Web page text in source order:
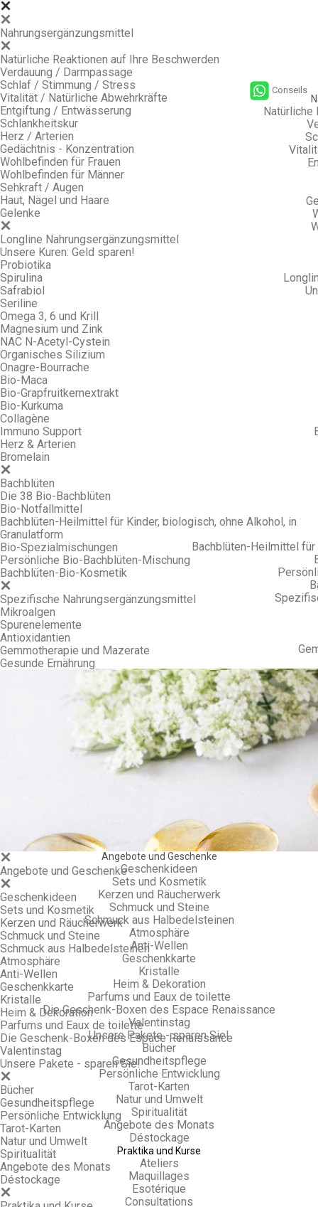
Nahrungsergänzungsmittel
Natürliche Reaktionen auf Ihre Beschwerden
Verdauung / Darmpassage
Schlaf / Stimmung / Stress
Vitalität / Natürliche Abwehrkräfte
Entgiftung / Entwässerung
Schlankheitskur
Herz / Arterien
Gedächtnis - Konzentration
Wohlbefinden für Frauen
Wohlbefinden für Männer
Sehkraft / Augen
Haut, Nägel und Haare
Gelenke
Longline Nahrungsergänzungsmittel
Unsere Kuren: Geld sparen!
Probiotika
Spirulina
Safrabiol
Seriline
Omega 3, 6 und Krill
Magnesium und Zink
NAC N-Acetyl-Cystein
Organisches Silizium
Onagre-Bourrache
Bio-Maca
Bio-Grapfruitkernextrakt
Bio-Kurkuma
Collagène
Immuno Support
Herz & Arterien
Bromelain
Bachblüten
Die 38 Bio-Bachblüten
Bio-Notfallmittel
Bachblüten-Heilmittel für Kinder, biologisch, ohne Alkohol, in
Granulatform
Bio-Spezialmischungen
Persönliche Bio-Bachblüten-Mischung
Bachblüten-Bio-Kosmetik
Spezifische Nahrungsergänzungsmittel
Mikroalgen
Spurenelemente
Antioxidantien
Gemmotherapie und Mazerate
Gesunde Ernährung
Angebote und Geschenke
Geschenkideen
Sets und Kosmetik
Kerzen und Räucherwerk
Schmuck und Steine
Schmuck aus Halbedelsteinen
Atmosphäre
Anti-Wellen
Geschenkkarte
Kristalle
Heim & Dekoration
Parfums und Eaux de toilette
Die Geschenk-Boxen des Espace Renaissance
Valentinstag
Unsere Pakete - sparen Sie!
Bücher
Gesundheitspflege
Persönliche Entwicklung
Tarot-Karten
Natur und Umwelt
Spiritualität
Angebote des Monats
Déstockage
Natürliche
Bachblüten-Heilmittel für
Angebote und Geschenke
Geschenkideen
Sets und Kosmetik
Kerzen und Räucherwerk
Schmuck und Steine
Schmuck aus Halbedelsteinen
Atmosphäre
Anti-Wellen
Geschenkkarte
Kristalle
Heim & Dekoration
Parfums und Eaux de toilette
Die Geschenk-Boxen des Espace Renaissance
Valentinstag
Unsere Pakete - sparen Sie!
Bücher
Gesundheitspflege
Persönliche Entwicklung
Tarot-Karten
Natur und Umwelt
Spiritualität
Angebote des Monats
Déstockage
Praktika und Kurse
Ateliers
Maquillages
Esotérique
Consultations
Conseils